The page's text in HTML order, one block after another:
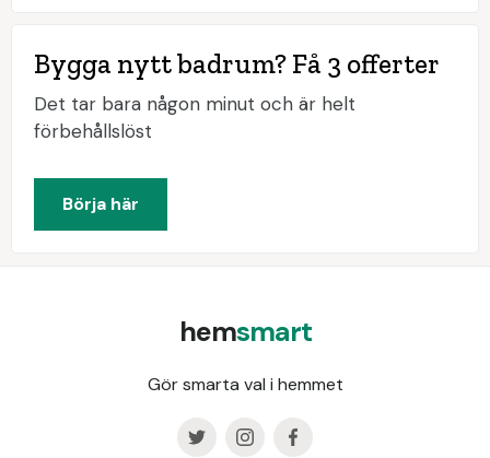
Bygga nytt badrum? Få 3 offerter
Det tar bara någon minut och är helt
förbehållslöst
Börja här
hemsmart
Gör smarta val i hemmet